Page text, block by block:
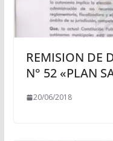
REMISION DE
N° 52 «PLAN
20/06/2018